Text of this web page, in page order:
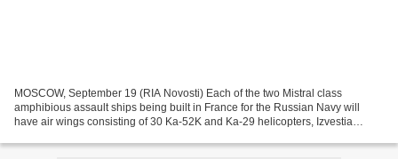
MOSCOW, September 19 (RIA Novosti) Each of the two Mistral class
amphibious assault ships being built in France for the Russian Navy will
have air wings consisting of 30 Ka-52K and Ka-29 helicopters, Izvestia